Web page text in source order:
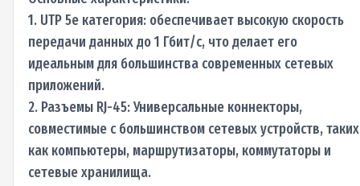
1. UTP 5e категория: обеспечивает высокую скорость
передачи данных до 1 Гбит/с, что делает его
идеальным для большинства современных сетевых
приложений.
2. Разъемы RJ-45: Универсальные коннекторы,
совместимые с большинством сетевых устройств, таких
как компьютеры, маршрутизаторы, коммутаторы и
сетевые хранилища.